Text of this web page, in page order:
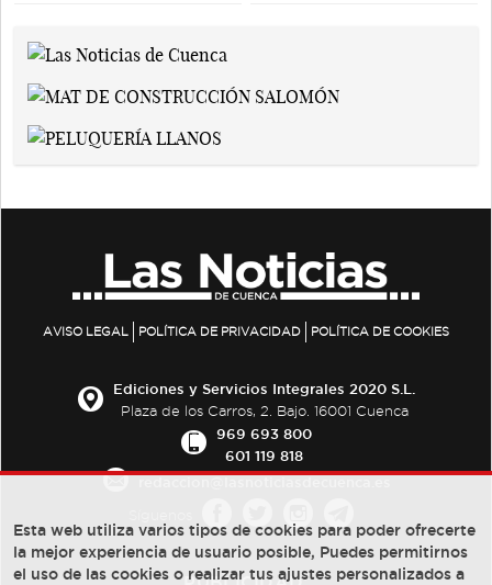
AVISO LEGAL POLÍTICA DE PRIVACIDAD POLÍTICA DE COOKIES
Ediciones y Servicios Integrales 2020 S.L.
Plaza de los Carros, 2. Bajo. 16001 Cuenca
969 693 800
601 119 818
Esta web utiliza varios tipos de cookies para poder ofrecerte
la mejor experiencia de usuario posible, Puedes permitirnos
el uso de las cookies o realizar tus ajustes personalizados a